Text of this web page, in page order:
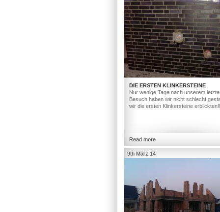
DIE ERSTEN KLINKERSTEINE
Nur wenige Tage nach unserem
Besuch haben wir nicht schlecht
wir die ersten Klinkersteine
Read more
9th März 14